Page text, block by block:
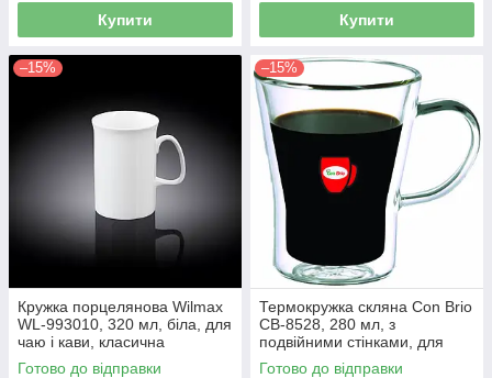
Купити Купити
–15%
Кружка порцелянова Wilmax
WL-993010, 320 мл, біла, для
чаю і кави, класична
Готово до відправки
–15%
Термокружка скляна Con Brio
CB-8528, 280 мл, з
подвійними стінками, для
кави і чаю
Готово до відправки